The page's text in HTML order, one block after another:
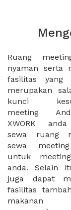
Ruang
nyaman serta
fasilitas yang
merupakan
kunci
meeting
XWORK
sewa ruang
sewa
untuk
anda. Selain
juga dapat
fasilitas
makanan
Ruang
dapat diatur
tempat duduk
ketersediaan
Ribuan ruang
dapat
interior,
strategis,
sesuai
meeting Anda,
disesuaikan
kebutuhan